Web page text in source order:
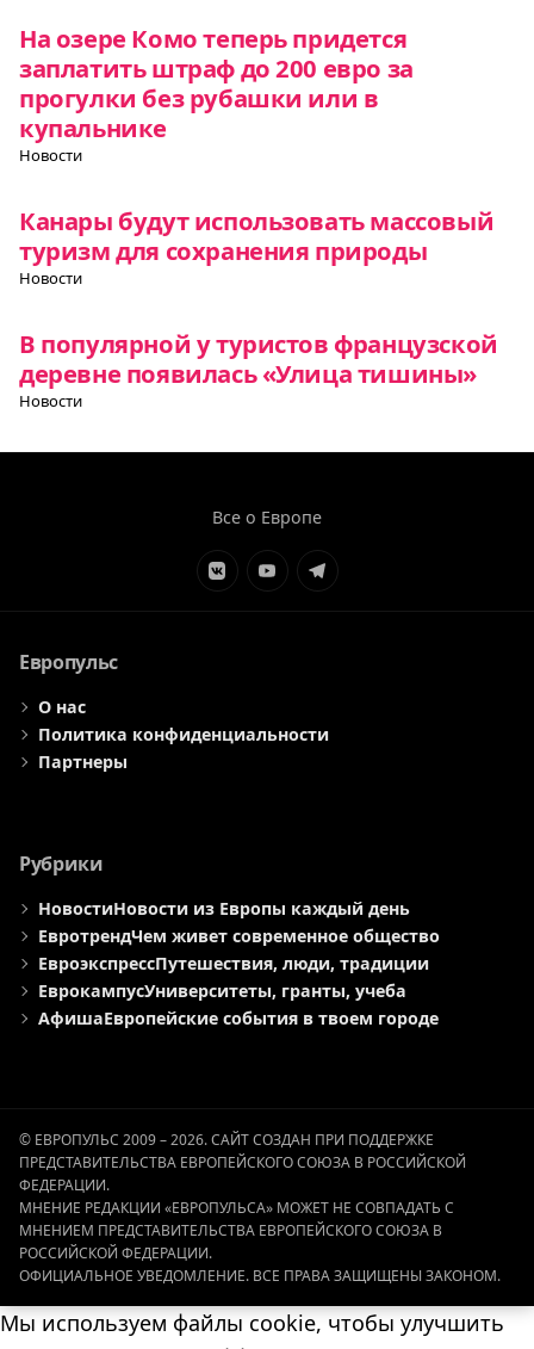
На озере Комо теперь придется
заплатить штраф до 200 евро за
прогулки без рубашки или в
купальнике
Новости
Канары будут использовать массовый
туризм для сохранения природы
Новости
В популярной у туристов французской
деревне появилась «Улица тишины»
Новости
Все о Европе
ЭлементЭлементЭлемент
Европульс
О нас
Политика конфиденциальности
Партнеры
Рубрики
НовостиНовости из Европы каждый день
ЕвротрендЧем живет современное общество
ЕвроэкспрессПутешествия, люди, традиции
ЕврокампусУниверситеты, гранты, учеба
АфишаЕвропейские события в твоем городе
© ЕВРОПУЛЬС 2009 – 2026. САЙТ СОЗДАН ПРИ ПОДДЕРЖКЕ
ПРЕДСТАВИТЕЛЬСТВА ЕВРОПЕЙСКОГО СОЮЗА В РОССИЙСКОЙ
ФЕДЕРАЦИИ.
МНЕНИЕ РЕДАКЦИИ «ЕВРОПУЛЬСА» МОЖЕТ НЕ СОВПАДАТЬ С
МНЕНИЕМ ПРЕДСТАВИТЕЛЬСТВА ЕВРОПЕЙСКОГО СОЮЗА В
РОССИЙСКОЙ ФЕДЕРАЦИИ.
ОФИЦИАЛЬНОЕ УВЕДОМЛЕНИЕ. ВСЕ ПРАВА ЗАЩИЩЕНЫ ЗАКОНОМ.
Мы используем файлы cookie, чтобы улучшить